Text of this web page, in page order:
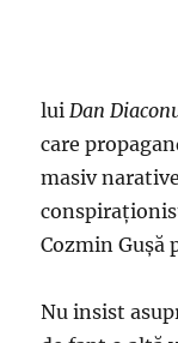
luiDan
care
masiv
Cozmin Guşă
Nu insist